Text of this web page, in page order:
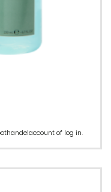
of log in.